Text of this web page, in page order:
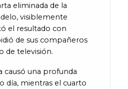
eliminada de la
visiblemente
el resultado con
de sus compañeros
de televisión.
causó una profunda
día, mientras el cuarto